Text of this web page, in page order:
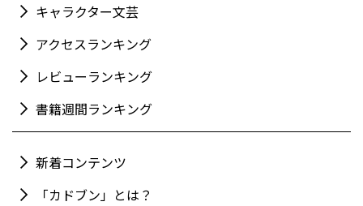
キャラクター文芸
アクセスランキング
レビューランキング
書籍週間ランキング
新着コンテンツ
「カドブン」とは？